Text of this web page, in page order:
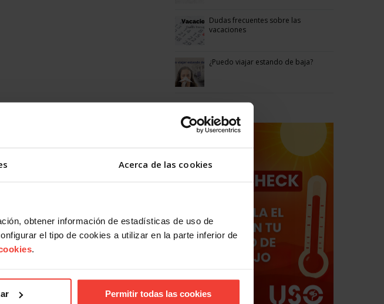
Acerca de las cookies
obtener información de estadísticas de uso de
el tipo de cookies a utilizar en la parte inferior de
.
Permitir todas las cookies
Dudas frecuentes sobre las
vacaciones
¿Puedo viajar estando de baja?